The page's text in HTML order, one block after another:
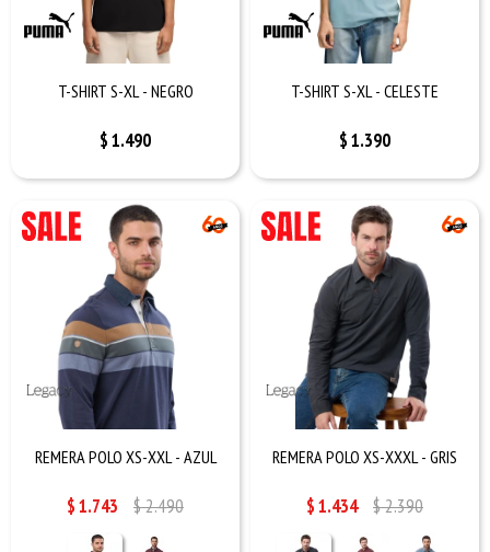
T-SHIRT S-XL - NEGRO
$1.490
T-SHIRT S-XL - CELESTE
$1.390
REMERA POLO XS-XXL - AZUL
$1.743 $2.490
REMERA POLO XS-XXXL - GRIS
$1.434 $2.390